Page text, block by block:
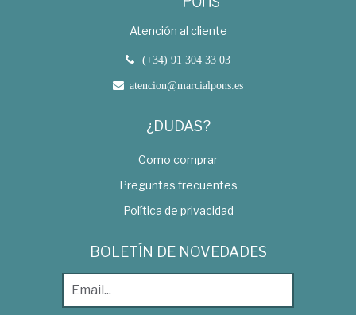
Atención al cliente
(+34) 91 304 33 03
atencion@marcialpons.es
¿DUDAS?
Como comprar
Preguntas frecuentes
Política de privacidad
BOLETÍN DE NOVEDADES